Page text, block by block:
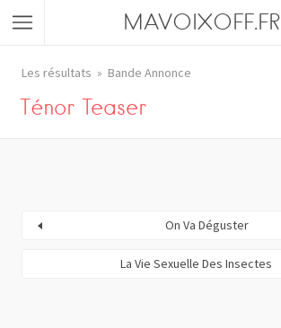
MAVOIXOFF.FR
Les résultats Bande Annonce
Ténor Teaser
On Va Déguster
La Vie Sexuelle Des Insectes